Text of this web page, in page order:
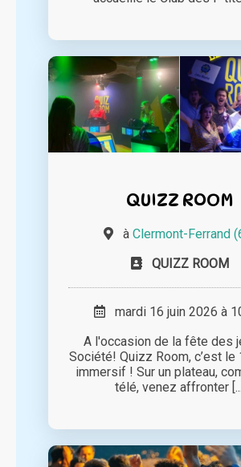
QUIZZ ROOM
à Clermont-Ferrand
QUIZZ ROOM
mardi 16 juin 2026 à
A l'occasion de la fête des
Société! Quizz Room, c’est le
immersif ! Sur un plateau,
télé, venez affronter